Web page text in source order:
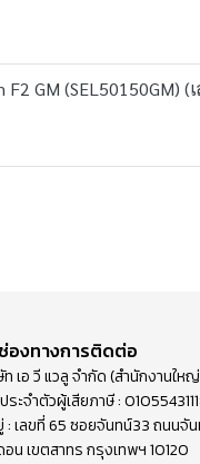
GM (SEL50150GM) (
องทางการติดต่อ
เอ วี แวลู จำกัด (สำนักงานให
ระจำตัวผู้เสียภาษี :
: เลขที่ 65 ซอยจันทน์33 ถนนจั
น เขตสาทร กรุงเทพฯ 10120